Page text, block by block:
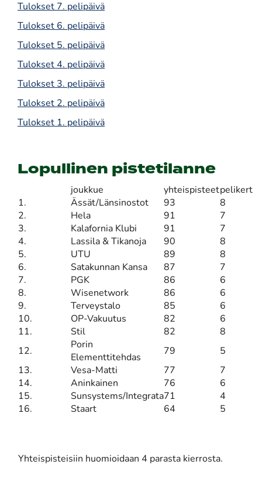
Tulokset 7. pelipäivä
Tulokset 6. pelipäivä
Tulokset 5. pelipäivä
Tulokset 4. pelipäivä
Tulokset 3. pelipäivä
Tulokset 2. pelipäivä
Tulokset 1. pelipäivä
Lopullinen pistetilanne
joukkue yhteispisteet
1.
Ässät/Länsinostot 93
8
2.
Hela 91
7
3.
Kalafornia Klubi 91
7
4.
Lassila & Tikanoja 90
8
5.
UTU 89
8
6.
Satakunnan Kansa 87
7
7.
PGK 86
6
8.
Wisenetwork 86
6
9.
Terveystalo 85
6
10.
OP-Vakuutus 82
6
11.
Stil 82 8
12.
Porin
Elementtitehdas
79 5
13. Vesa-Matti 77
7
14.
Aninkainen 76
6
15.
Sunsystems/Integrata71
4
16.
Staart 64 5
Yhteispisteisiin huomioidaan 4 parasta kierrosta.